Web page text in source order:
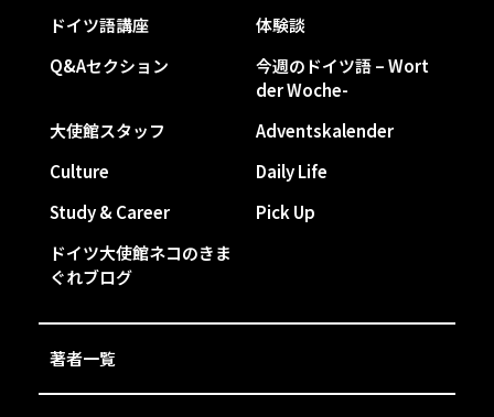
ドイツ語講座
体験談
Q&Aセクション
今週のドイツ語 – Wort
der Woche-
大使館スタッフ
Adventskalender
Culture
Daily Life
Study & Career
Pick Up
ドイツ大使館ネコのきま
ぐれブログ
著者一覧